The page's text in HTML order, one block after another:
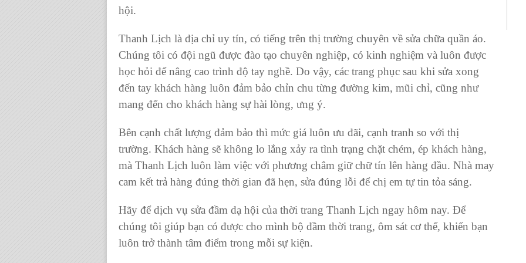
hội.
Thanh Lịch là địa chỉ uy tín, có tiếng trên thị trường chuyên về sửa chữa quần áo.
Chúng tôi có đội ngũ được đào tạo chuyên nghiệp, có kinh nghiệm và luôn được
học hỏi để nâng cao trình độ tay nghề. Do vậy, các trang phục sau khi sửa xong
đến tay khách hàng luôn đảm bảo chỉn chu từng đường kim, mũi chỉ, cũng như
mang đến cho khách hàng sự hài lòng, ưng ý.
Bên cạnh chất lượng đảm bảo thì mức giá luôn ưu đãi, cạnh tranh so với thị
trường. Khách hàng sẽ không lo lắng xảy ra tình trạng chặt chém, ép khách hàng,
mà Thanh Lịch luôn làm việc với phương châm giữ chữ tín lên hàng đầu. Nhà may
cam kết trả hàng đúng thời gian đã hẹn, sửa đúng lỗi để chị em tự tin tỏa sáng.
Hãy để dịch vụ sửa đầm dạ hội của thời trang Thanh Lịch ngay hôm nay. Để
chúng tôi giúp bạn có được cho mình bộ đầm thời trang, ôm sát cơ thể, khiến bạn
luôn trở thành tâm điểm trong mỗi sự kiện.